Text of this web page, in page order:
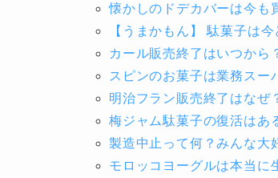
懐かしのドデカバーは今も
【うまかもん】 駄菓子は
カール販売終了はいつから
スピンのお菓子は業務スー
明治フラン販売終了はなぜ
梅ジャム駄菓子の復活はあ
製造中止って何？みんな大
モロッコヨーグルは本当に